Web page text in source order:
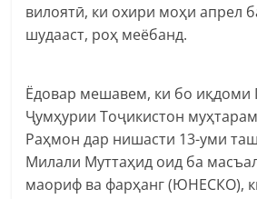
вилоятӣ, ки охири моҳи апрел
шудааст, роҳ меёбанд.
Ёдовар мешавем, ки бо иқдоми
Ҷумҳурии Тоҷикистон
Раҳмон дар нишасти 13-уми
Милали Муттаҳид оид ба
маориф ва фарҳанг (ЮНЕСКО),